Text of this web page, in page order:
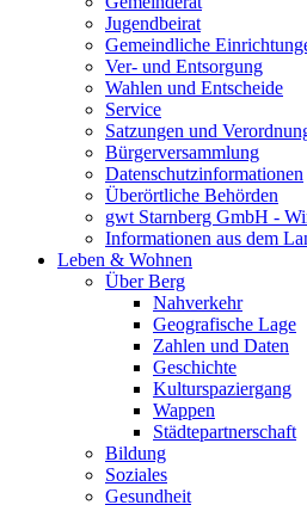
Jugendbeirat
Gemeindliche
Ver- und Entsorgung
Wahlen und Entscheide
Service
Satzungen und
Bürgerversammlung
Datenschutzinformationen
Überörtliche Behörden
gwt Starnberg GmbH -
Informationen aus dem
Leben & Wohnen
Über Berg
Nahverkehr
Geografische Lage
Zahlen und Daten
Geschichte
Kulturspaziergang
Wappen
Städtepartnerschaft
Bildung
Soziales
Gesundheit